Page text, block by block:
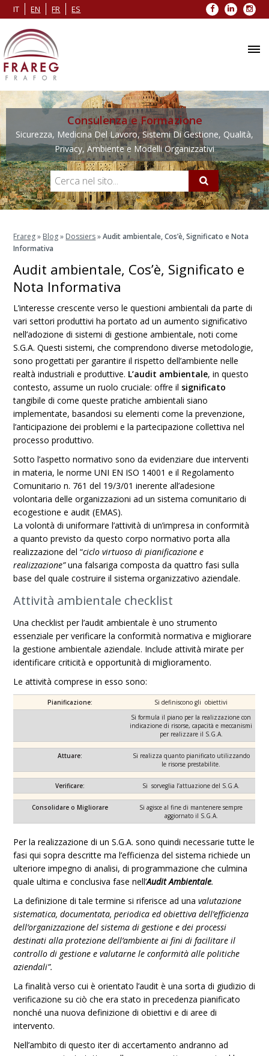
IT EN FR ES Facebook
LinkedIn
Consulenza e Formazione
Sicurezza, Medicina Del Lavoro, Sistemi Di Gestione, Qualità,
Privacy, Ambiente e Modelli Organizzativi
Frareg» Blog» Dossiers»Audit ambientale, Cos’è, Significato e Nota
Informativa
Audit ambientale, Cos’è, Significato e
Nota Informativa
L’interesse crescente verso le questioni ambientali da parte di
vari settori produttivi ha portato ad un aumento significativo
nell’adozione di sistemi di gestione ambientale, noti come
S.G.A. Questi sistemi, che comprendono diverse metodologie,
sono progettati per garantire il rispetto dell’ambiente nelle
realtà industriali e produttive. L’audit ambientale, in questo
contesto, assume un ruolo cruciale: offre il significato
tangibile di come queste pratiche ambientali siano
implementate, basandosi su elementi come la prevenzione,
l’anticipazione dei problemi e la partecipazione collettiva nel
processo produttivo.
Sotto l’aspetto normativo sono da evidenziare due interventi
in materia, le norme UNI EN ISO 14001 e il Regolamento
Comunitario n. 761 del 19/3/01 inerente all’adesione
volontaria delle organizzazioni ad un sistema comunitario di
ecogestione e audit (EMAS).
La volontà di uniformare l’attività di un’impresa in conformità
a quanto previsto da questo corpo normativo porta alla
realizzazione del “ciclo virtuoso di pianificazione e
realizzazione”una falsariga composta da quattro fasi sulla
base del quale costruire il sistema organizzativo aziendale.
Attività ambientale checklist
Una checklist per l’audit ambientale è uno strumento
essenziale per verificare la conformità normativa e migliorare
la gestione ambientale aziendale. Include attività mirate per
identificare criticità e opportunità di miglioramento.
Le attività comprese in esso sono:
Pianificazione:
Si definiscono gli obiettivi
Si formula il piano per la realizzazione con
indicazione di risorse, capacità e meccanismi
per realizzare il S.G.A.
Attuare:
Si realizza quanto pianificato utilizzando
le risorse prestabilite.
Verificare: Si sorveglia l’attuazione del S.G.A.
Consolidare o Migliorare
Si agisce al fine di mantenere sempre
aggiornato il S.G.A.
Per la realizzazione di un S.G.A. sono quindi necessarie tutte le
fasi qui sopra descritte ma l’efficienza del sistema richiede un
ulteriore impegno di analisi, di programmazione che culmina
quale ultima e conclusiva fase nell’Audit Ambientale.
La definizione di tale termine si riferisce ad unavalutazione
sistematica, documentata, periodica ed obiettiva dell’efficienza
dell’organizzazione del sistema di gestione e dei processi
destinati alla protezione dell’ambiente ai fini di facilitare il
controllo di gestione e valutarne le conformità alle politiche
aziendali”.
La finalità verso cui è orientato l’audit è una sorta di giudizio di
verificazione su ciò che era stato in precedenza pianificato
nonché una nuova definizione di obiettivi e di aree di
intervento.
Nell’ambito di questo iter di accertamento andranno ad